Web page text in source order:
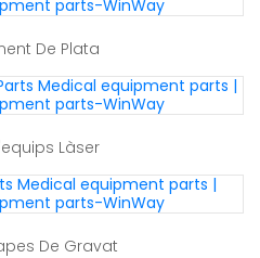
De Plata
Làser
De Gravat